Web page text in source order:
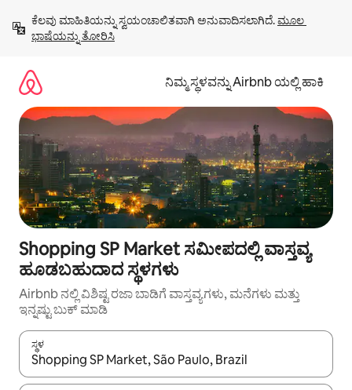
ಹೋಗಿ
ಕೆಲವು ಮಾಹಿತಿಯನ್ನು ಸ್ವಯಂಚಾಲಿತವಾಗಿ ಅನುವಾದಿಸಲಾಗಿದೆ. ಮೂಲ
ಭಾಷೆಯನ್ನು ತೋರಿಸಿ
ನಿಮ್ಮ ಸ್ಥಳವನ್ನು Airbnb ಯಲ್ಲಿ ಹಾಕಿ
Shopping SP Market ಸಮೀಪದಲ್ಲಿ ವಾಸ್ತವ್ಯ
ಹೂಡಬಹುದಾದ ಸ್ಥಳಗಳು
Airbnb ನಲ್ಲಿ ವಿಶಿಷ್ಟ ರಜಾ ಬಾಡಿಗೆ ವಾಸ್ತವ್ಯಗಳು, ಮನೆಗಳು ಮತ್ತು
ಇನ್ನಷ್ಟು ಬುಕ್ ಮಾಡಿ
ಸ್ಥಳ
ಫಲಿತಾಂಶಗಳು ಲಭ್ಯವಿರುವಾಗ, ಅಪ್ ಮತ್ತು ಡೌನ್ ಬಾಣದ ಕೀಲಿಗಳೊಂದಿಗೆ